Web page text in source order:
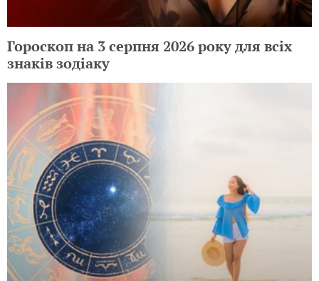
Гороскоп на 3 серпня 2026 року для всіх
знаків зодіаку